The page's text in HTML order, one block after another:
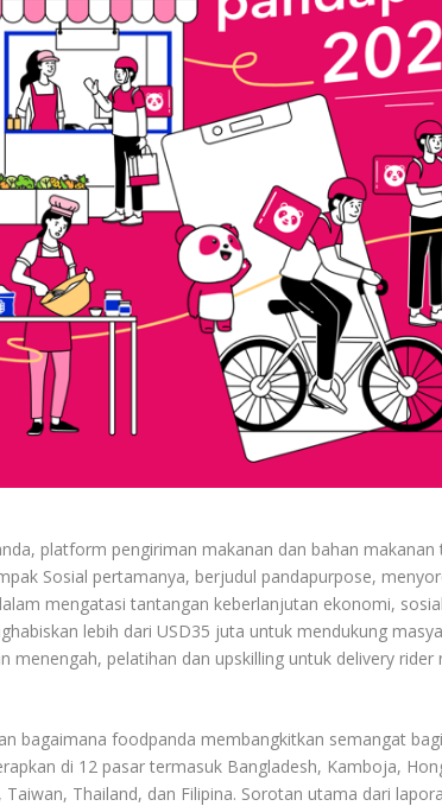
platform pengiriman makanan dan bahan makanan
Sosial pertamanya, berjudul pandapurpose,
mengatasi tantangan keberlanjutan ekonomi,
lebih dari USD35 juta untuk mendukung
menengah, pelatihan dan upskilling untuk delivery rider
bagaimana foodpanda membangkitkan semangat
di 12 pasar termasuk Bangladesh, Kamboja,
Thailand, dan Filipina. Sorotan utama dari